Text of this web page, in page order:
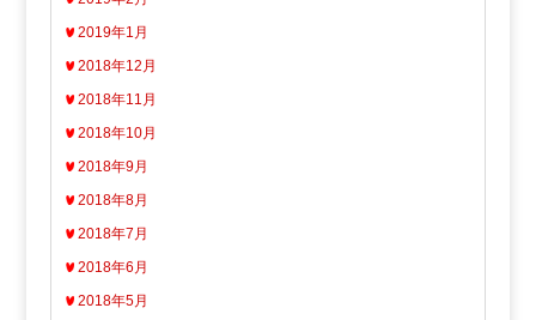
2019年1月
2018年12月
2018年11月
2018年10月
2018年9月
2018年8月
2018年7月
2018年6月
2018年5月